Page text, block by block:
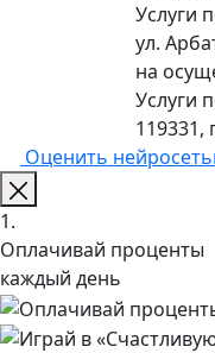
Услуги
ул.
на
Услуги
119331,
Оценить
1.
Оплачивай проценты
каждый день